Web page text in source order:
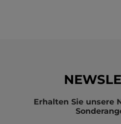
Erhalten Sie unsere